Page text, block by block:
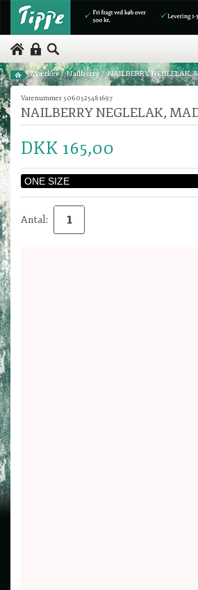
Mærker/ Nailberry/ NAILBERRY NEGLELAK,
Varenummer 5060525481697
NAILBERRY NEGLELAK,
DKK 165,00
Antal: